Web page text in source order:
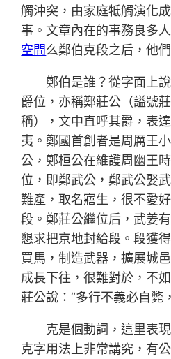
觸沖突，由家庭牴觸演化
事。文章內在的事務良多
空間么鄭伯克段之后，他
鄭伯是誰？從字面上
爵位，亦稱鄭莊公（謚號
稱），文中直呼其爵，表
夷。鄭國首創者是周厲王
公，鄭桓公在維護周幽王
位，即鄭武公，鄭武公娶
難產，取名寤生，很不愛
段。鄭莊公繼位后，武姜
懇求把京地封給段。段獲
買馬，制造武器，擴展城
成長下往，很難對於，不
莊公說：“多行不義必自斃
克是個動詞，這里表
克字用法上非常講究，有